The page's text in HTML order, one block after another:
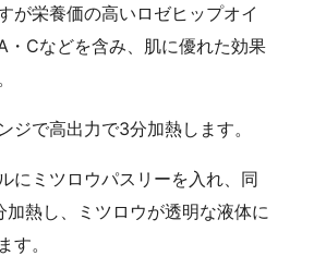
が栄養価の高いロゼヒップオイ
・Cなどを含み、肌に優れた効果
ジで高出力で3分加熱します。
にミツロウパスリーを入れ、同
熱し、ミツロウが透明な液体に
す。